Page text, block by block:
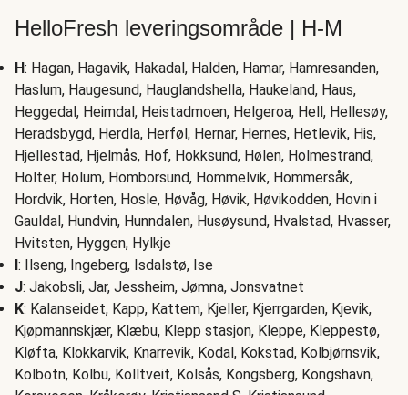
HelloFresh leveringsområde | H-M
H: Hagan, Hagavik, Hakadal, Halden, Hamar, Hamresanden,
Haslum, Haugesund, Hauglandshella, Haukeland, Haus,
Heggedal, Heimdal, Heistadmoen, Helgeroa, Hell, Hellesøy,
Heradsbygd, Herdla, Herføl, Hernar, Hernes, Hetlevik, His,
Hjellestad, Hjelmås, Hof, Hokksund, Hølen, Holmestrand,
Holter, Holum, Homborsund, Hommelvik, Hommersåk,
Hordvik, Horten, Hosle, Høvåg, Høvik, Høvikodden, Hovin i
Gauldal, Hundvin, Hunndalen, Husøysund, Hvalstad, Hvasser,
Hvitsten, Hyggen, Hylkje
I: Ilseng, Ingeberg, Isdalstø, Ise
J: Jakobsli, Jar, Jessheim, Jømna, Jonsvatnet
K: Kalanseidet, Kapp, Kattem, Kjeller, Kjerrgarden, Kjevik,
Kjøpmannskjær, Klæbu, Klepp stasjon, Kleppe, Kleppestø,
Kløfta, Klokkarvik, Knarrevik, Kodal, Kokstad, Kolbjørnsvik,
Kolbotn, Kolbu, Kolltveit, Kolsås, Kongsberg, Kongshavn,